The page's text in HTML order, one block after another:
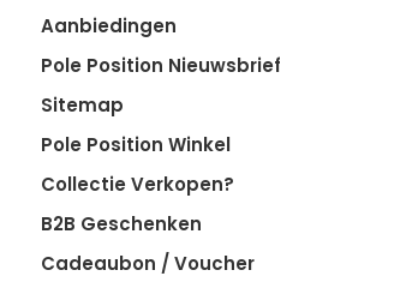
Aanbiedingen
Pole Position Nieuwsbrief
Sitemap
Pole Position Winkel
Collectie Verkopen?
B2B Geschenken
Cadeaubon / Voucher